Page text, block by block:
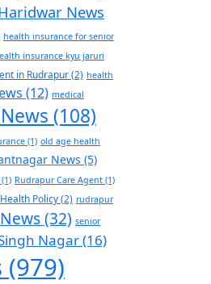
News
health insurance for senior
insurance kyu jaruri
in Rudrapur(2) health
(12) medical
(108)
(1) old age health
News (5)
(1) Rudrapur Care Agent (1)
Policy(2) rudrapur
(32) senior
Nagar(16)
(979)